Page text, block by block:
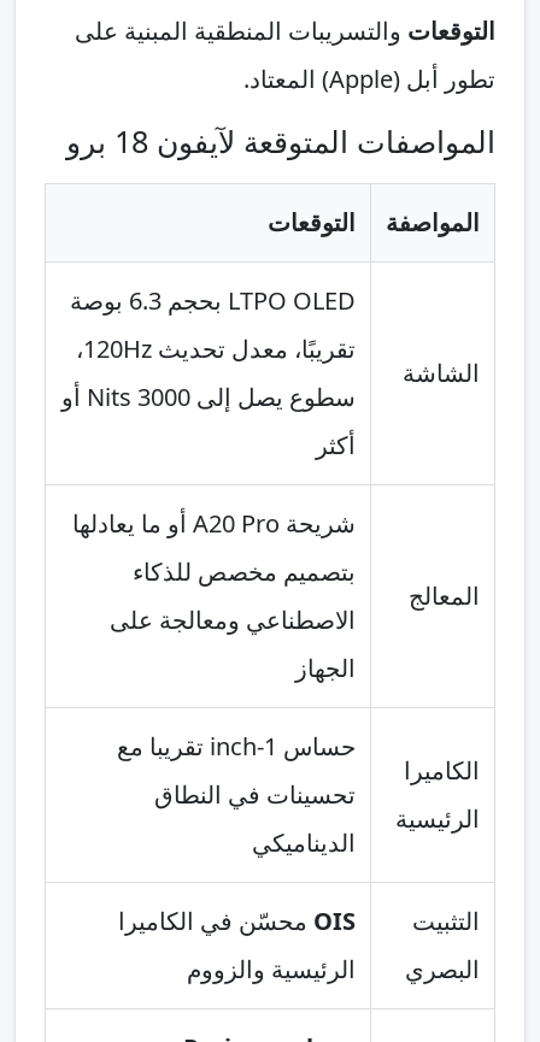
التوقعات والتسريبات المنطقية المبنية على
تطور أبل (Apple) المعتاد.
المواصفات المتوقعة لآيفون 18 برو
المواصفة التوقعات
الشاشة
LTPO OLED بحجم 6.3 بوصة
تقريبًا، معدل تحديث 120Hz،
سطوع يصل إلى 3000 Nits أو
أكثر
المعالج
شريحة A20 Pro أو ما يعادلها
بتصميم مخصص للذكاء
الاصطناعي ومعالجة على
الجهاز
الكاميرا
الرئيسية
حساس 1-inch تقريبا مع
تحسينات في النطاق
الديناميكي
التثبيت
البصري
OIS محسّن في الكاميرا
الرئيسية والزووم